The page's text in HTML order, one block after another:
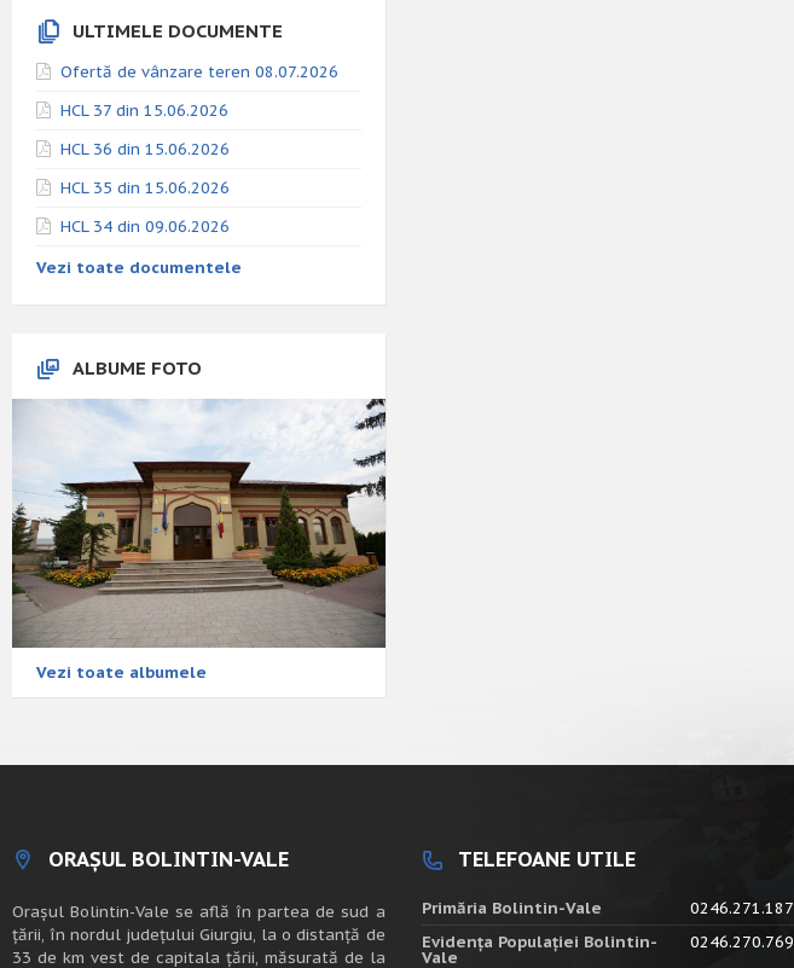
ULTIMELE DOCUMENTE
Ofertă de vânzare teren 08.07.2026
HCL 37 din 15.06.2026
HCL 36 din 15.06.2026
HCL 35 din 15.06.2026
HCL 34 din 09.06.2026
Vezi toate documentele
ALBUME FOTO
Vezi toate albumele
ORAȘUL BOLINTIN-VALE
Oraşul Bolintin-Vale se află în partea de sud a
ţării, în nordul judeţului Giurgiu, la o distanţă de
33 de km vest de capitala țării, măsurată de la
TELEFOANE UTILE
Primăria Bolintin-Vale
0246.271.187
Evidența Populației Bolintin-
Vale
0246.270.769